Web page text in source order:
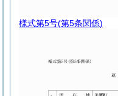
様式第5号(第5条関係)